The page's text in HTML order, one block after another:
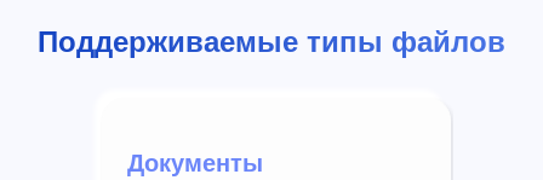
Поддерживаемые типы файлов
Документы